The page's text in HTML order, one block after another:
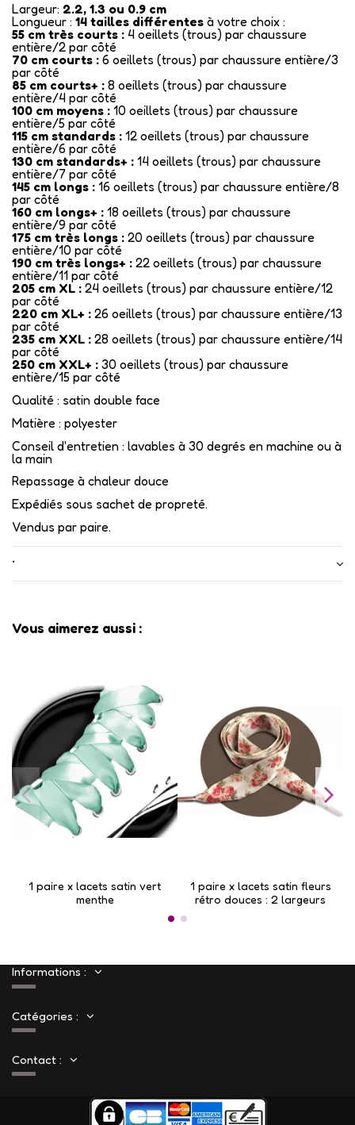
Largeur: 2.2, 1.3 ou 0.9 cm
Longueur : 14 tailles différentes à votre choix :
55 cm très courts : 4 oeillets (trous) par chaussure
entière/2 par côté
70 cm courts : 6 oeillets (trous) par chaussure entière/3
par côté
85 cm courts+ : 8 oeillets (trous) par chaussure
entière/4 par côté
100 cm moyens : 10 oeillets (trous) par chaussure
entière/5 par côté
115 cm standards : 12 oeillets (trous) par chaussure
entière/6 par côté
130 cm standards+ : 14 oeillets (trous) par chaussure
entière/7 par côté
145 cm longs : 16 oeillets (trous) par chaussure entière/8
par côté
160 cm longs+ : 18 oeillets (trous) par chaussure
entière/9 par côté
175 cm très longs : 20 oeillets (trous) par chaussure
entière/10 par côté
190 cm très longs+ : 22 oeillets (trous) par chaussure
entière/11 par côté
205 cm XL : 24 oeillets (trous) par chaussure entière/12
par côté
220 cm XL+ : 26 oeillets (trous) par chaussure entière/13
par côté
235 cm XXL : 28 oeillets (trous) par chaussure entière/14
par côté
250 cm XXL+ : 30 oeillets (trous) par chaussure
entière/15 par côté
Qualité : satin double face
Matière : polyester
Conseil d'entretien : lavables à 30 degrés en machine ou à
la main
Repassage à chaleur douce
Expédiés sous sachet de propreté.
Vendus par paire.
•
Vous aimerez aussi :
1 paire x lacets satin vert
menthe
1 paire x lacets satin fleurs
rétro douces : 2 largeurs
Informations :
Catégories :
Contact :